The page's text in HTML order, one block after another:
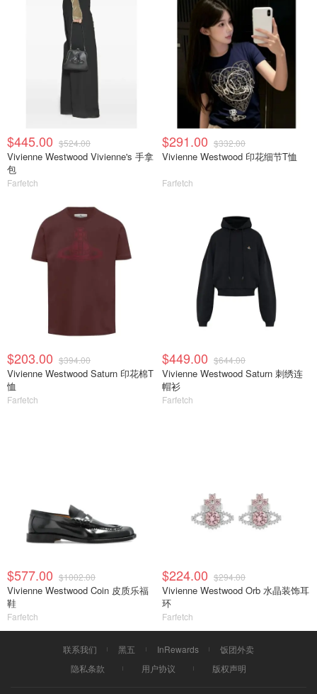
$445.00 $524.00
Vivienne Westwood Vivienne's 手拿
包
Farfetch
$291.00 $332.00
Vivienne Westwood 印花细节T恤
Farfetch
$203.00 $394.00
Vivienne Westwood Saturn 印花棉T
恤
Farfetch
$449.00 $644.00
Vivienne Westwood Saturn 刺绣连
帽衫
Farfetch
$577.00 $1002.00
Vivienne Westwood Coin 皮质乐福
鞋
Farfetch
$224.00 $294.00
Vivienne Westwood Orb 水晶装饰耳
环
Farfetch
联系我们 黑五 InRewards
饭团外卖
隐私条款
用户协议 版权声明